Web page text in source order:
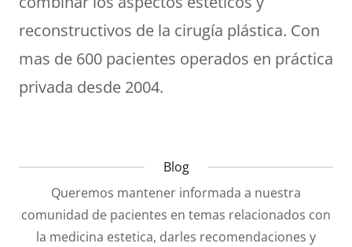
reconstructivos de la cirugía plástica. Con
mas de 600 pacientes operados en práctica
privada desde 2004.
Blog
Queremos mantener informada a nuestra
comunidad de pacientes en temas relacionados con
la medicina estetica, darles recomendaciones y